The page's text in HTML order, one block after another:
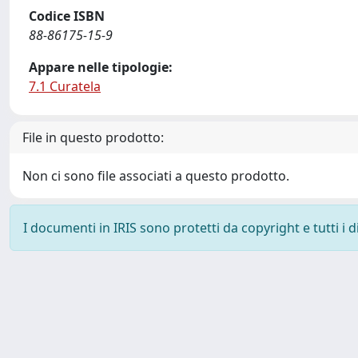
Codice ISBN
88-86175-15-9
Appare nelle tipologie:
7.1 Curatela
File in questo prodotto:
Non ci sono file associati a questo prodotto.
I documenti in IRIS sono protetti da copyright e tutti i